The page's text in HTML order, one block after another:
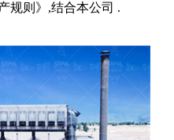
规则》,结合本公司 .